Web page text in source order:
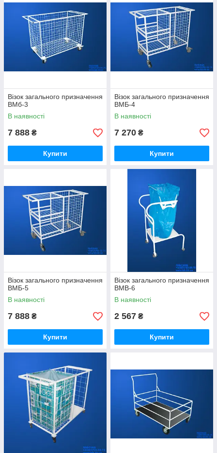
Візок загального призначення
ВМб-3
В наявності
7 888 ₴
Купити
Візок загального призначення
ВМБ-4
В наявності
7 270 ₴
Купити
Візок загального призначення
ВМБ-5
В наявності
7 888 ₴
Купити
Візок загального призначення
ВМВ-6
В наявності
2 567 ₴
Купити